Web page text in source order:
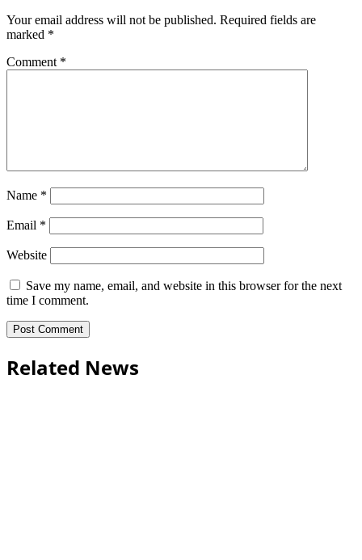
Your email address will not be published. Required fields are
marked *
Comment *
Name *
Email *
Website
Save my name, email, and website in this browser for the next
time I comment.
Related News